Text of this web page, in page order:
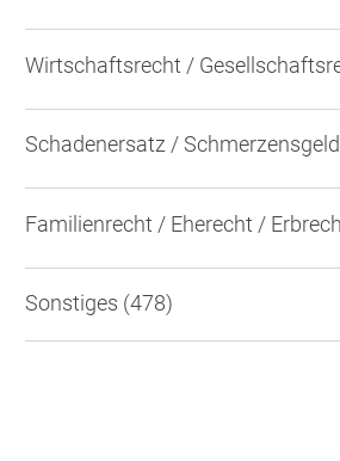
Wirtschaftsrecht /
Familienrecht / Eherecht /
Sonstiges (478)